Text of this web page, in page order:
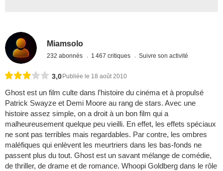
Miamsolo
232 abonnés 1 467 critiques Suivre son activité
3,0 Publiée le 18 août 2010
Ghost est un film culte dans l’histoire du cinéma et à propulsé
Patrick Swayze et Demi Moore au rang de stars. Avec une
histoire assez simple, on a droit à un bon film qui a
malheureusement quelque peu vieilli. En effet, les effets spéciaux
ne sont pas terribles mais regardables. Par contre, les ombres
maléfiques qui enlèvent les meurtriers dans les bas-fonds ne
passent plus du tout. Ghost est un savant mélange de comédie,
de thriller, de drame et de romance. Whoopi Goldberg dans le rôle